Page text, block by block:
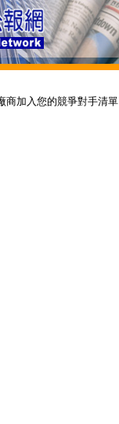
商加入您的競爭對手清單